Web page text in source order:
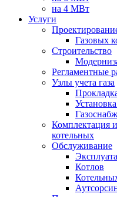
на 4 МВт
Услуги
Газовых
Строительство
Регламентные
Узлы учета газа
Комплектация
котельных
Обслуживание
Котлов